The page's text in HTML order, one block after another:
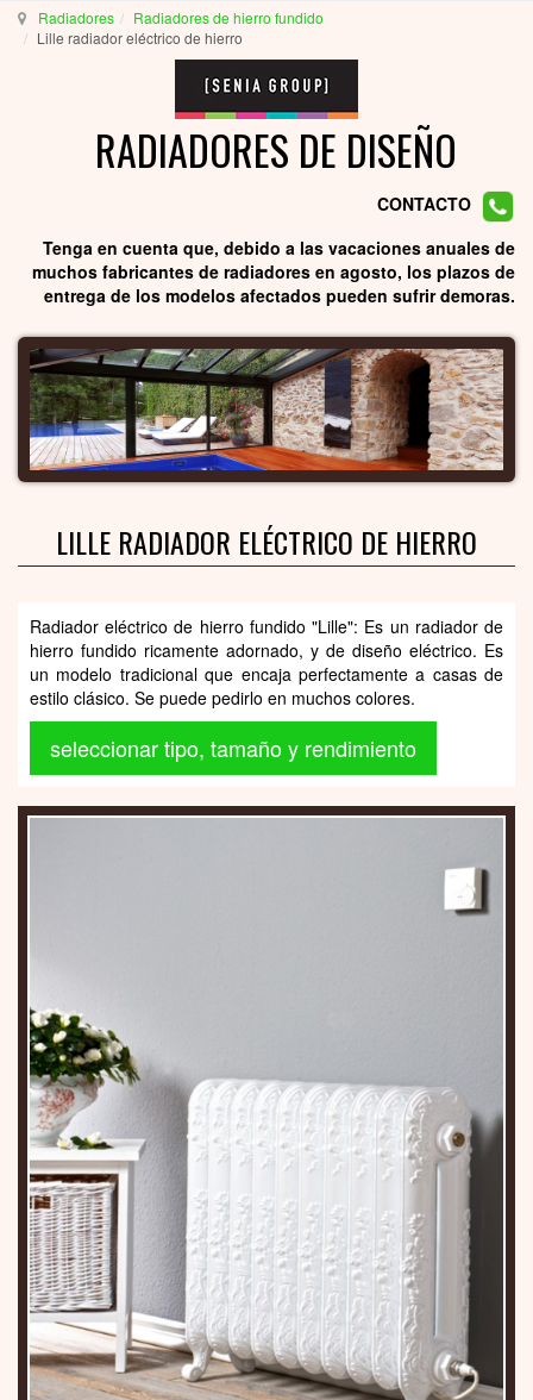
Radiadores
Radiadores de hierro fundido
Lille radiador eléctrico de hierro
RADIADORES DE DISEÑO
CONTACTO
Tenga en cuenta que, debido a las vacaciones anuales de
muchos fabricantes de radiadores en agosto, los plazos de
entrega de los modelos afectados pueden sufrir demoras.
LILLE RADIADOR ELÉCTRICO DE HIERRO
Radiador eléctrico de hierro fundido "Lille": Es un radiador de
hierro fundido ricamente adornado, y de diseño eléctrico. Es
un modelo tradicional que encaja perfectamente a casas de
estilo clásico. Se puede pedirlo en muchos colores.
seleccionar tipo, tamaño y rendimiento